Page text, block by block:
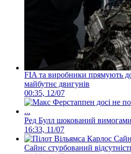
FIA та виробники прямують
майбутнє двигунів
00:35, 12/07
Ред Булл шокований
16:33, 11/07
Сайнс стурбований